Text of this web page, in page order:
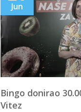
Jun
Bingo donirao
Vitez